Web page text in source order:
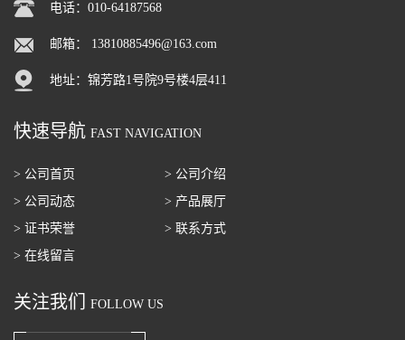
电话：010-64187568
邮箱： 13810885496@163.com
地址：锦芳路1号院9号楼4层411
快速导航 FAST NAVIGATION
> 公司首页
> 公司介绍
> 公司动态
> 产品展厅
> 证书荣誉
> 联系方式
> 在线留言
关注我们 FOLLOW US